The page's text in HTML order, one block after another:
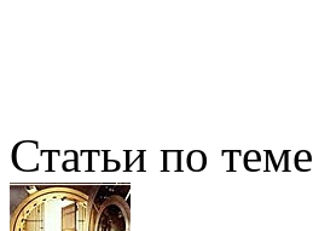
Статьи по теме